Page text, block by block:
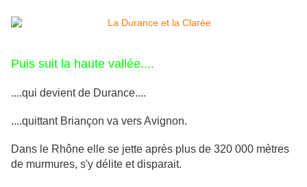
Puis suit la haute vallée....
....qui devient de Durance....
....quittant Briançon va vers Avignon.
Dans le Rhône elle se jette après plus de 320 000 mètres
de murmures, s'y délite et disparait.